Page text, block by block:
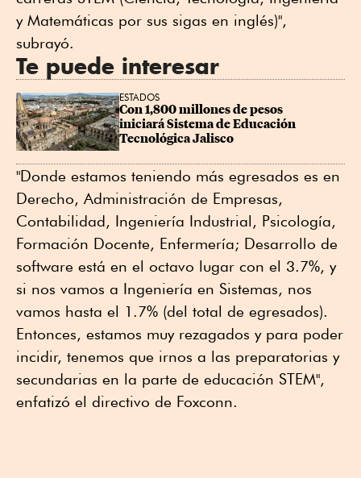
y Matemáticas por sus sigas en inglés)",
subrayó.
Te puede interesar
ESTADOS
Con 1,800 millones de pesos
iniciará Sistema de Educación
Tecnológica Jalisco
"Donde estamos teniendo más egresados es en
Derecho, Administración de Empresas,
Contabilidad, Ingeniería Industrial, Psicología,
Formación Docente, Enfermería; Desarrollo de
software está en el octavo lugar con el 3.7%, y
si nos vamos a Ingeniería en Sistemas, nos
vamos hasta el 1.7% (del total de egresados).
Entonces, estamos muy rezagados y para poder
incidir, tenemos que irnos a las preparatorias y
secundarias en la parte de educación STEM",
enfatizó el directivo de Foxconn.